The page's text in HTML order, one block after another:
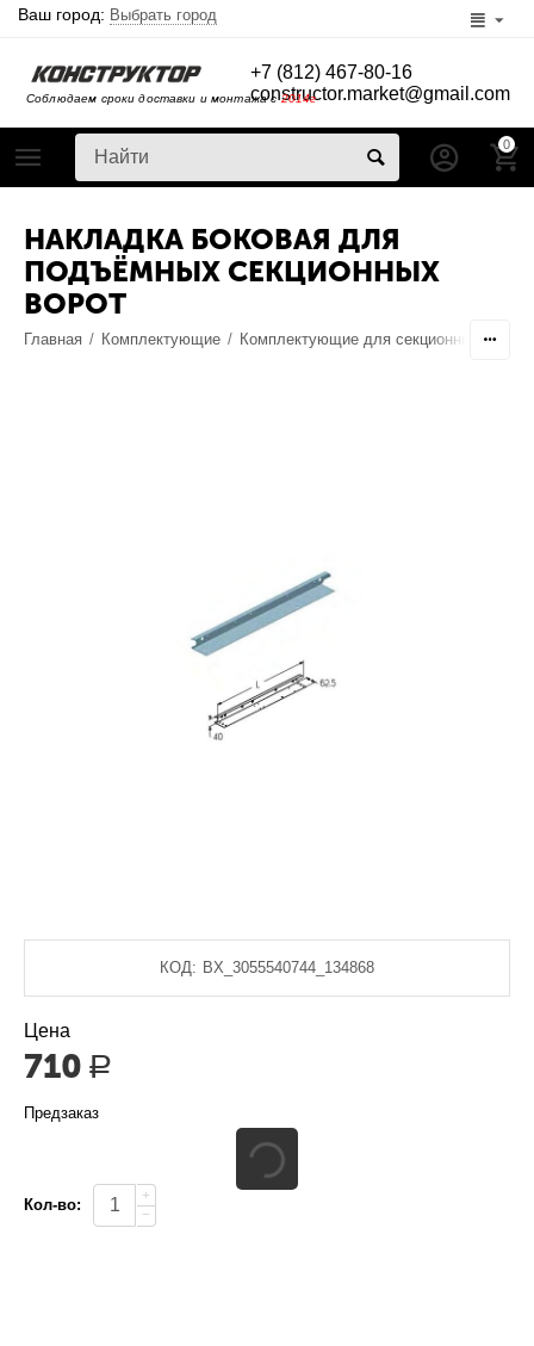
Ваш город: Выбрать город
Соблюдаем сроки доставки и монтажа с2014г
+7 (812) 467-80-16
constructor.market@gmail.com
0
НАКЛАДКА БОКОВАЯ ДЛЯ
ПОДЪЁМНЫХ СЕКЦИОННЫХ
ВОРОТ
Главная / Комплектующие / Комплектующие для секционных ворот
КОД: BX_3055540744_134868
Цена
710 Р
Предзаказ
Кол-во:
+
−